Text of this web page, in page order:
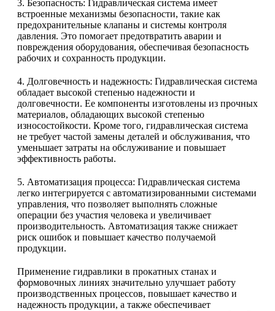
3. Безопасность: Гидравлическая система имеет
встроенные механизмы безопасности, такие как
предохранительные клапаны и системы контроля
давления. Это помогает предотвратить аварии и
повреждения оборудования, обеспечивая безопасность
рабочих и сохранность продукции.
4. Долговечность и надежность: Гидравлическая система
обладает высокой степенью надежности и
долговечности. Ее компоненты изготовлены из прочных
материалов, обладающих высокой степенью
износостойкости. Кроме того, гидравлическая система
не требует частой замены деталей и обслуживания, что
уменьшает затраты на обслуживание и повышает
эффективность работы.
5. Автоматизация процесса: Гидравлическая система
легко интегрируется с автоматизированными системами
управления, что позволяет выполнять сложные
операции без участия человека и увеличивает
производительность. Автоматизация также снижает
риск ошибок и повышает качество получаемой
продукции.
Применение гидравлики в прокатных станах и
формовочных линиях значительно улучшает работу
производственных процессов, повышает качество и
надежность продукции, а также обеспечивает